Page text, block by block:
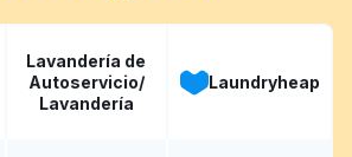
Lavandería de
Autoservicio/
Lavandería
Laundryheap